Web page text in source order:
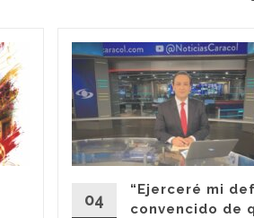
04
“Ejerceré mi
convencido de